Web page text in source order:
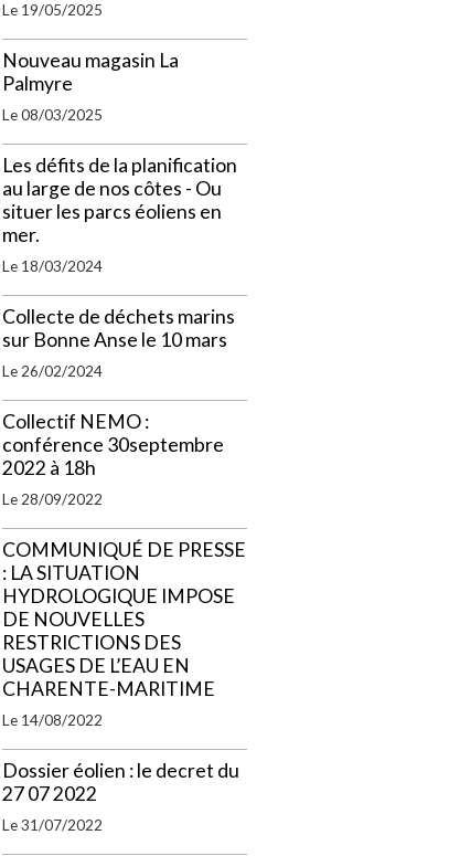
Le 19/05/2025
Nouveau magasin La
Palmyre
Le 08/03/2025
Les défits de la planification
au large de nos côtes - Ou
situer les parcs éoliens en
mer.
Le 18/03/2024
Collecte de déchets marins
sur Bonne Anse le 10 mars
Le 26/02/2024
Collectif NEMO :
conférence 30septembre
2022 à 18h
Le 28/09/2022
COMMUNIQUÉ DE PRESSE
: LA SITUATION
HYDROLOGIQUE IMPOSE
DE NOUVELLES
RESTRICTIONS DES
USAGES DE L’EAU EN
CHARENTE-MARITIME
Le 14/08/2022
Dossier éolien : le decret du
27 07 2022
Le 31/07/2022